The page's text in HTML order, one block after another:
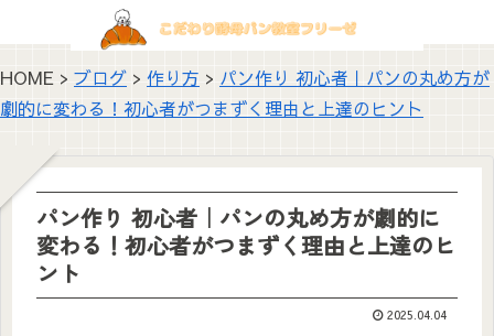
HOME > ブログ > 作り方 > パン作り 初心者｜パンの丸め方が
劇的に変わる！初心者がつまずく理由と上達のヒント
パン作り 初心者｜パンの丸め方が劇的に
変わる！初心者がつまずく理由と上達のヒ
ント
2025.04.04